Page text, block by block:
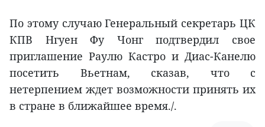
По этому случаю Генеральный секретарь ЦК
КПВ Нгуен Фу Чонг подтвердил свое
приглашение Раулю Кастро и Диас-Канелю
посетить Вьетнам, сказав, что с
нетерпением ждет возможности принять их
в стране в ближайшее время./.